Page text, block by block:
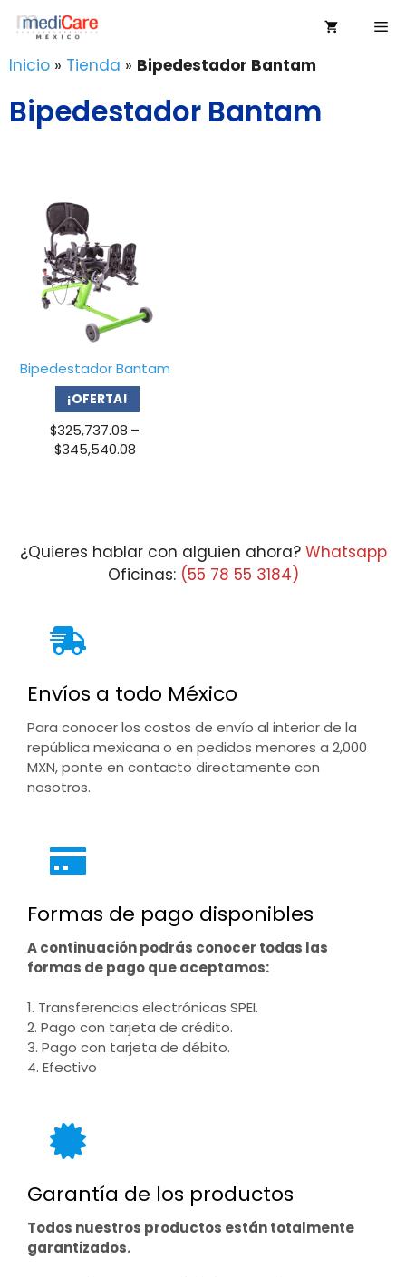
Saltar
contenido
Inicio » Tienda » Bipedestador Bantam
Bipedestador Bantam
Bipedestador Bantam
¡OFERTA!
$325,737.08 –
$345,540.08Price
¿Quieres hablar con alguien ahora? Whatsapp
Oficinas: (55 78 55 3184)
Envíos a todo México
Para conocer los costos de envío al interior de la
república mexicana o en pedidos menores a 2,000
MXN, ponte en contacto directamente con
nosotros.
Formas de pago disponibles
A continuación podrás conocer todas las
formas de pago que aceptamos:
1. Transferencias electrónicas SPEI.
2. Pago con tarjeta de crédito.
3. Pago con tarjeta de débito.
4. Efectivo
Garantía de los productos
Todos nuestros productos están totalmente
garantizados.